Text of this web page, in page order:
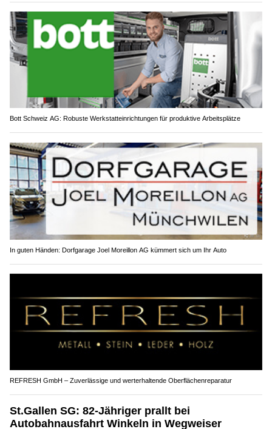
Bott Schweiz AG: Robuste Werkstatteinrichtungen für produktive Arbeitsplätze
In guten Händen: Dorfgarage Joel Moreillon AG kümmert sich um Ihr Auto
REFRESH GmbH – Zuverlässige und werterhaltende Oberflächenreparatur
St.Gallen SG: 82-Jähriger prallt bei
Autobahnausfahrt Winkeln in Wegweiser